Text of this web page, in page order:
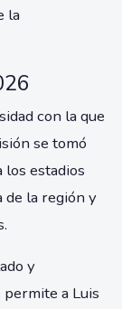
la
con la que
se tomó
los estadios
de la región y
y
a Luis